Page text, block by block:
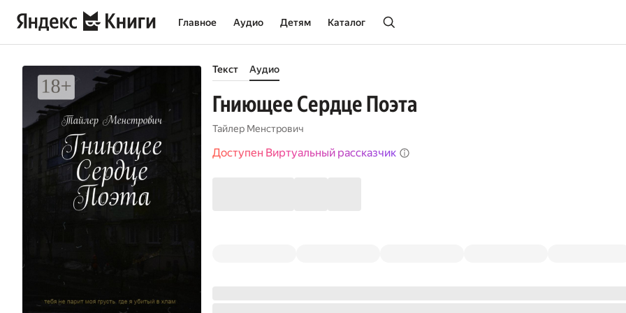
Главное Аудио Детям Каталог
Текст Аудио
Гниющее Сердце Поэта
Тайлер Менстрович
Доступен Виртуальный рассказчик